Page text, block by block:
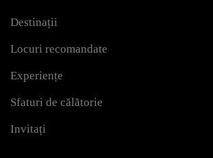
Destinații
Locuri recomandate
Experiențe
Sfaturi de călătorie
Invitați